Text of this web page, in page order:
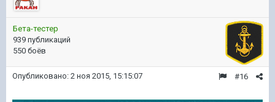
Бета-тестер
939 публикаций
550 боёв
#16
Опубликовано: 2 ноя 2015, 15:15:07